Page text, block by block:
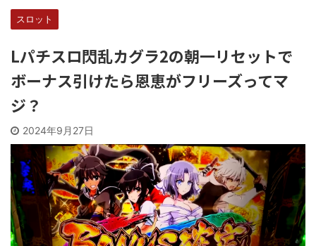
スロット
Lパチスロ閃乱カグラ2の朝一リセットで
ボーナス引けたら恩恵がフリーズってマ
ジ？
2024年9月27日